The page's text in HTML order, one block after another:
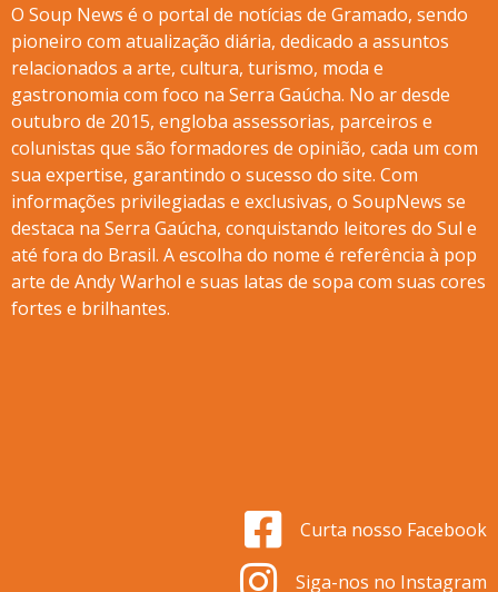
O Soup News é o portal de notícias de Gramado, sendo
pioneiro com atualização diária, dedicado a assuntos
relacionados a arte, cultura, turismo, moda e
gastronomia com foco na Serra Gaúcha. No ar desde
outubro de 2015, engloba assessorias, parceiros e
colunistas que são formadores de opinião, cada um com
sua expertise, garantindo o sucesso do site. Com
informações privilegiadas e exclusivas, o SoupNews se
destaca na Serra Gaúcha, conquistando leitores do Sul e
até fora do Brasil. A escolha do nome é referência à pop
arte de Andy Warhol e suas latas de sopa com suas cores
fortes e brilhantes.
Curta nosso Facebook
Siga-nos no Instagram